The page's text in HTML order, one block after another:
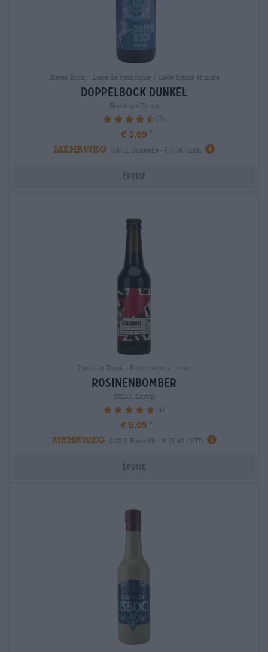
Bières Bock | Bière de Franconie | Bière brune et noire
doppelbock dunkel
Brauhaus Faust
93.33% (3)
€ 3,69
MEHRWEG
0,50 L Bouteille - € 7,38 / LTR
Épuisé
Porter et Stout | Bière brune et noire
rosinenbomber
BRLO, Lervig
100% (1)
€ 5,09
MEHRWEG
0,33 L Bouteille - € 15,42 / LTR
Épuisé